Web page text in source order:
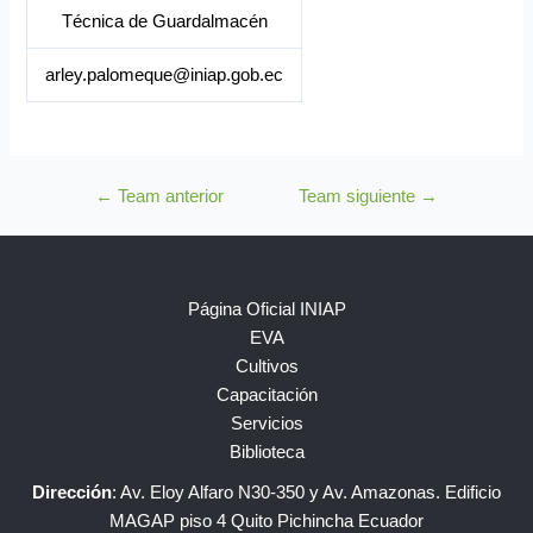
Técnica de Guardalmacén
arley.palomeque@iniap.gob.ec
← Team anterior Team siguiente →
Página Oficial INIAP
EVA
Cultivos
Capacitación
Servicios
Biblioteca
Dirección: Av. Eloy Alfaro N30-350 y Av. Amazonas. Edificio
MAGAP piso 4 Quito Pichincha Ecuador